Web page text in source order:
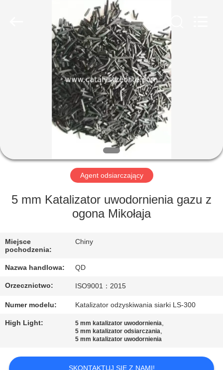
PRODUKTY
WYCIECZKA
FABRYCE
JAKOŚCI
SKONTAKTUJ
SIĘ
Z
NAMI
AKTUALNOŚCI
Agent odsiarczający
5 mm Katalizator uwodornienia gazu z
ogona Mikołaja
Miejsce
pochodzenia:
Chiny
Nazwa handlowa: QD
Orzecznictwo: ISO9001：2015
Numer modelu: Katalizator odzyskiwania siarki LS-300
High Light: 5 mm katalizator uwodornienia,
5 mm katalizator odsiarczania,
5 mm katalizator uwodornienia
SKONTAKTUJ SIĘ Z NAMI!